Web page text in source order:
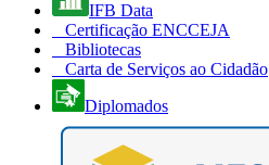
IFB Data
Certificação ENCCEJA
Bibliotecas
Carta de Serviços ao Cidadão
Diplomados